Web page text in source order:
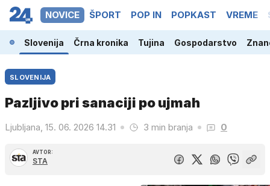
NOVICE ŠPORT POP IN POPKAST VREME
Slovenija Črna kronika Tujina Gospodarstvo
SLOVENIJA
Pazljivo pri sanaciji po ujmah
Ljubljana, 15. 06. 2026 14.31 3 min branja 0
AVTOR:
STA